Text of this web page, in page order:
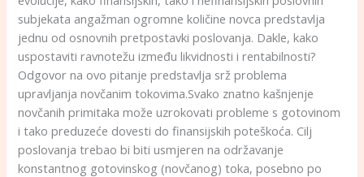
subjekata angažman ogromne količine novca predstavlja
jednu od osnovnih pretpostavki poslovanja. Dakle, kako
uspostaviti ravnotežu između likvidnosti i rentabilnosti?
Odgovor na ovo pitanje predstavlja srž problema
upravljanja novčanim tokovima.Svako znatno kašnjenje
novčanih primitaka može uzrokovati probleme s gotovinom
i tako preduzeće dovesti do finansijskih poteškoća. Cilj
poslovanja trebao bi biti usmjeren na održavanje
konstantnog gotovinskog (novčanog) toka, posebno po